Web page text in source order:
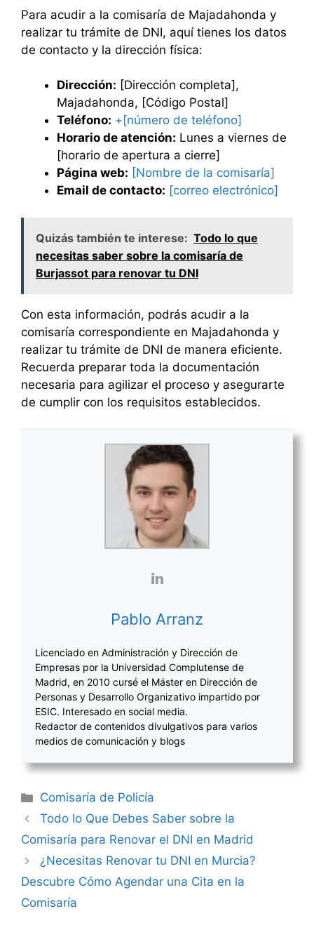
Para acudir a la comisaría de Majadahonda y
realizar tu trámite de DNI, aquí tienes los datos
de contacto y la dirección física:
Dirección: [Dirección completa],
Majadahonda, [Código Postal]
Teléfono: +[número de teléfono]
Horario de atención: Lunes a viernes de
[horario de apertura a cierre]
Página web: [Nombre de la comisaría]
Email de contacto: [correo electrónico]
Quizás también te interese: Todo lo que
necesitas saber sobre la comisaría de
Burjassot para renovar tu DNI
Con esta información, podrás acudir a la
comisaría correspondiente en Majadahonda y
realizar tu trámite de DNI de manera eficiente.
Recuerda preparar toda la documentación
necesaria para agilizar el proceso y asegurarte
de cumplir con los requisitos establecidos.
Pablo Arranz
Licenciado en Administración y Dirección de
Empresas por la Universidad Complutense de
Madrid, en 2010 cursé el Máster en Dirección de
Personas y Desarrollo Organizativo impartido por
ESIC. Interesado en social media.
Redactor de contenidos divulgativos para varios
medios de comunicación y blogs
Categorías
Comisaría de Policía
Navegación
de
Todo lo Que Debes Saber sobre la
Comisaría para Renovar el DNI en Madrid
¿Necesitas Renovar tu DNI en Murcia?
Descubre Cómo Agendar una Cita en la
Comisaría